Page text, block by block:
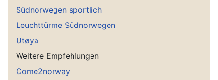
Südnorwegen sportlich
Leuchttürme Südnorwegen
Utøya
Weitere Empfehlungen
Come2norway